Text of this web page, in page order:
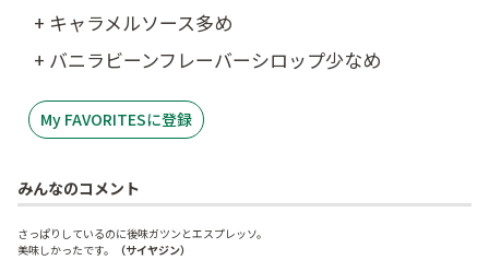
+ キャラメルソース多め
+ バニラビーンフレーバーシロップ少なめ
My FAVORITESに登録
みんなのコメント
さっぱりしているのに後味ガツンとエスプレッソ。
美味しかったです。
（サイヤジン）